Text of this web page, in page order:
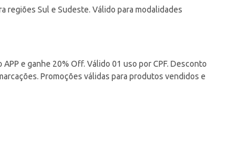
regiões Sul e Sudeste. Válido para modalidades
e ganhe 20% Off. Válido 01 uso por CPF. Desconto
Promoções válidas para produtos vendidos e